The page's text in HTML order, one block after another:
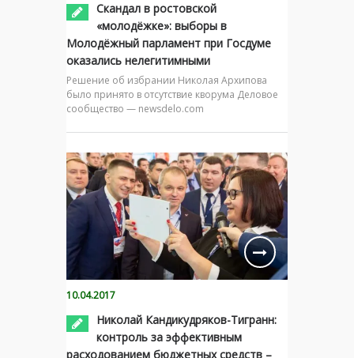
Скандал в ростовской
«молодёжке»: выборы в
Молодёжный парламент при Госдуме
оказались нелегитимными
Решение об избрании Николая Архипова
было принято в отсутствие кворума Деловое
сообщество — newsdelo.com
10.04.2017
Николай Кандикудряков-Тигранн:
контроль за эффективным
расходованием бюджетных средств –